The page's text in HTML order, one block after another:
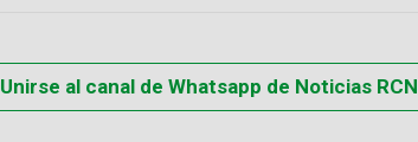
Unirse al canal de Whatsapp de Noticias RCN